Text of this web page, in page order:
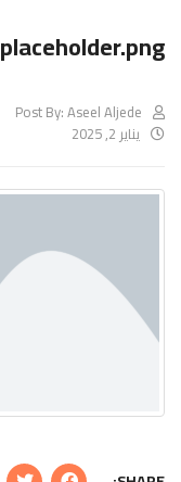
placeholder.png
Post By:Aseel Aljede
يناير 2, 2025